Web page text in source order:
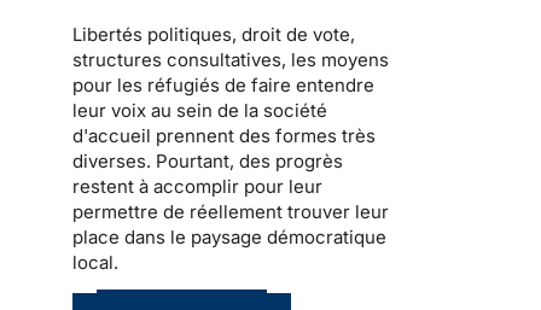
Libertés politiques, droit de vote,
structures consultatives, les moyens
pour les réfugiés de faire entendre
leur voix au sein de la société
d'accueil prennent des formes très
diverses. Pourtant, des progrès
restent à accomplir pour leur
permettre de réellement trouver leur
place dans le paysage démocratique
local.